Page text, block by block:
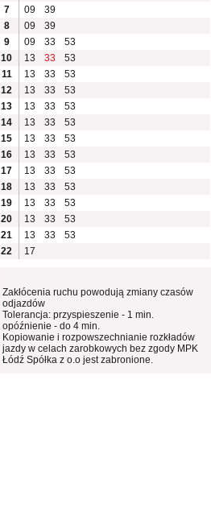
7
09
39
8
09
39
9
09 33
53
10
13 33
53
11
13 33
53
12
13 33
53
13
13 33
53
14
13 33
53
15
13 33
53
16
13 33
53
17
13 33
53
18
13 33
53
19
13 33
53
20
13 33
53
21
13 33
53
22
17
Zakłócenia ruchu powodują zmiany czasów
odjazdów
Tolerancja: przyspieszenie - 1 min.
opóźnienie - do 4 min.
Kopiowanie i rozpowszechnianie rozkładów
jazdy w celach zarobkowych bez zgody MPK
Łódź Spółka z o.o jest zabronione.